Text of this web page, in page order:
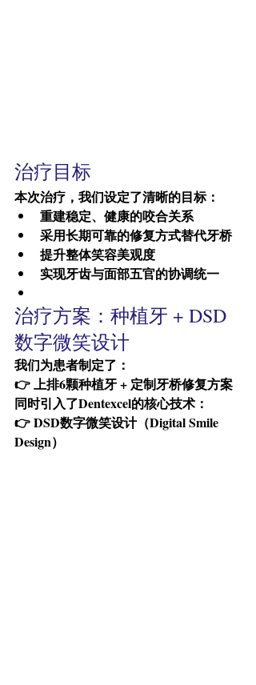
治疗目标
本次治疗，我们设定了清晰的目标：
重建稳定、健康的咬合关系
采用长期可靠的修复方式替代牙桥
提升整体笑容美观度
实现牙齿与面部五官的协调统一
治疗方案：种植牙 + DSD
数字微笑设计
我们为患者制定了：
👉 上排6颗种植牙 + 定制牙桥修复方案
同时引入了Dentexcel的核心技术：
👉 DSD数字微笑设计（Digital Smile
Design）